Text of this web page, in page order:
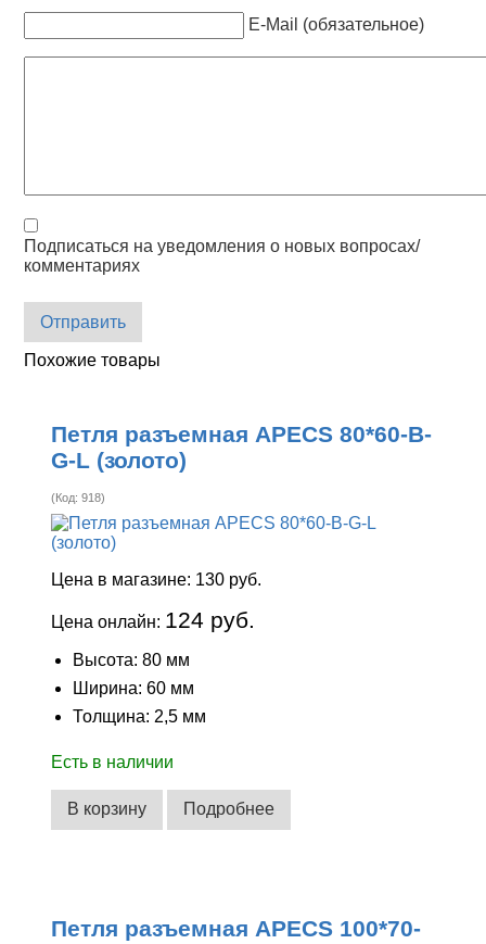
E-Mail (обязательное)
Подписаться на уведомления о новых вопросах/
комментариях
Отправить
Похожие товары
Петля разъемная APECS 80*60-B-
G-L (золото)
(Код:918)
Цена в магазине: 130 руб.
Цена онлайн: 124 руб.
Высота: 80 мм
Ширина: 60 мм
Толщина: 2,5 мм
Есть в наличии
В корзину Подробнее
Петля разъемная APECS 100*70-